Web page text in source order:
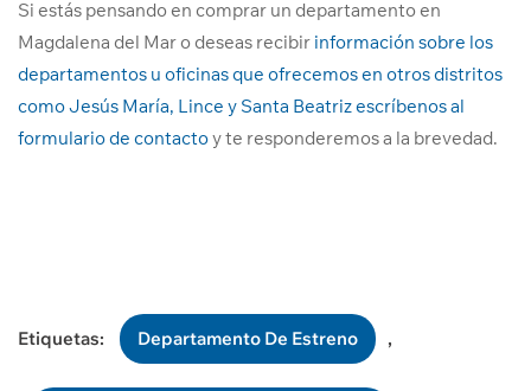
Si estás pensando en comprar un departamento en
Magdalena del Mar o deseas recibir información sobre los
departamentos u oficinas que ofrecemos en otros distritos
como Jesús María, Lince y Santa Beatriz escríbenos al
formulario de contactoy te responderemos a la brevedad.
Etiquetas: Departamento De Estreno ,